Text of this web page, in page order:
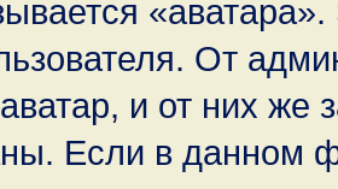
От
и от них же
Если в данном